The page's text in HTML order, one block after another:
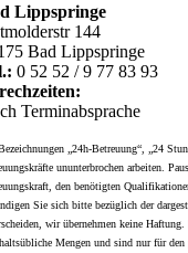
Lippspringe
144
Bad Lippspringe
0 52 52 / 9 77 83 93
Terminabsprache
„24h-Betreuung“, „24
ununterbrochen arbeiten.
den benötigten
Sie sich bitte bezüglich der
wir übernehmen keine
Mengen und sind nur für